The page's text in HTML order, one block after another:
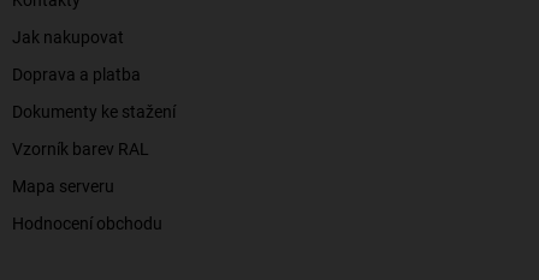
Jak nakupovat
Doprava a platba
Dokumenty ke stažení
Vzorník barev RAL
Mapa serveru
Hodnocení obchodu